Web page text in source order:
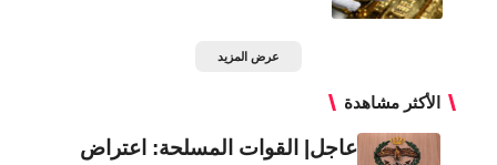
عرض المزيد
الأكثر مشاهدة
عاجل| القوات المسلحة: اعتراض